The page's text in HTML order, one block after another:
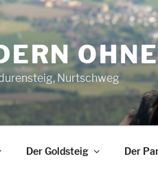
Nurtschweg
Der Goldsteig Der